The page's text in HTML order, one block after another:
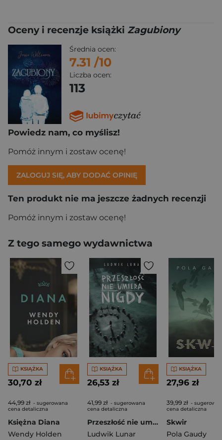
Oceny i recenzje książki Zagubiony
Średnia ocen:
7.31 /10
Liczba ocen:
113
Powiedz nam, co myślisz!
Pomóż innym i zostaw ocenę!
ZALOGUJ SIĘ, ABY DODAĆ OPINIĘ
Ten produkt nie ma jeszcze żadnych recenzji
Pomóż innym i zostaw ocenę!
Z tego samego wydawnictwa
KSIĄŻKA
30,70 zł
44,99 zł - sugerowana
cena detaliczna
Księżna Diana
Wendy Holden
KSIĄŻKA
26,53 zł
41,99 zł - sugerowana
cena detaliczna
Przeszłość nie umiera nigdy
Ludwik Lunar
KSIĄŻKA
27,96 zł
39,99 zł -
cena detaliczna
Skwir
Pola Gaudy